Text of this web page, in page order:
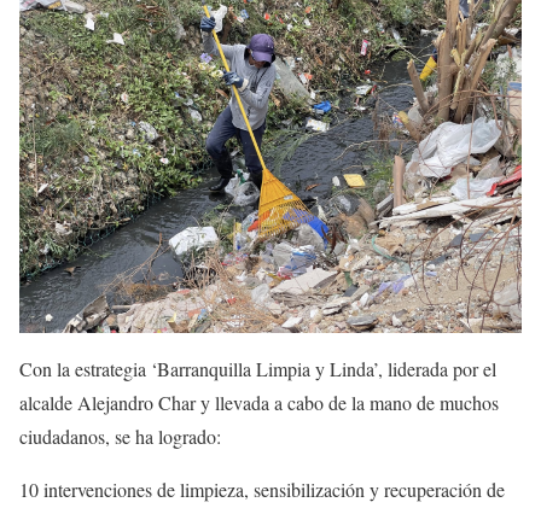
Con la estrategia ‘Barranquilla Limpia y Linda’, liderada por el
alcalde Alejandro Char y llevada a cabo de la mano de muchos
ciudadanos, se ha logrado:
10 intervenciones de limpieza, sensibilización y recuperación de